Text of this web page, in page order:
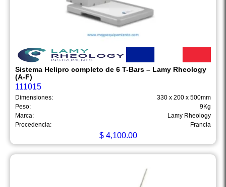
Sistema Helipro completo de 6 T-Bars – Lamy Rheology
(A-F)
111015
Dimensiones:
330 x 200 x 500mm
Peso:
9Kg
Marca:
Lamy Rheology
Procedencia:
Francia
$4,100.00